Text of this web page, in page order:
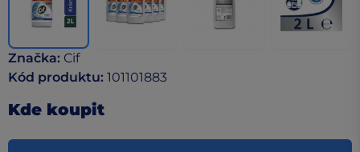
Značka: Cif
Kód produktu: 101101883
Kde koupit